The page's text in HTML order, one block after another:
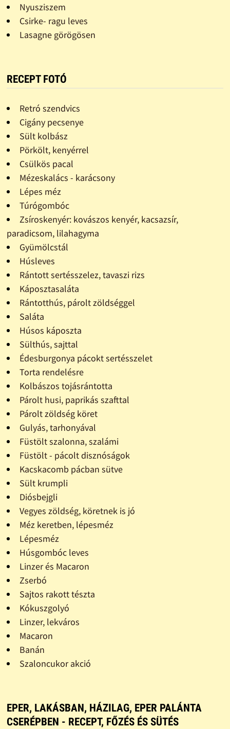
Nyusziszem
Csirke- ragu leves
Lasagne görögösen
RECEPT FOTÓ
Retró szendvics
Cigány pecsenye
Sült kolbász
Pörkölt, kenyérrel
Csülkös pacal
Mézeskalács - karácsony
Lépes méz
Túrógombóc
Zsíroskenyér: kovászos kenyér, kacsazsír,
paradicsom, lilahagyma
Gyümölcstál
Húsleves
Rántott sertésszelez, tavaszi rizs
Káposztasaláta
Rántotthús, párolt zöldséggel
Saláta
Húsos káposzta
Sülthús, sajttal
Édesburgonya pácokt sertésszelet
Torta rendelésre
Kolbászos tojásrántotta
Párolt husi, paprikás szafttal
Párolt zöldség köret
Gulyás, tarhonyával
Füstölt szalonna, szalámi
Füstölt - pácolt disznóságok
Kacskacomb pácban sütve
Sült krumpli
Diósbejgli
Vegyes zöldség, köretnek is jó
Méz keretben, lépesméz
Lépesméz
Húsgombóc leves
Linzer és Macaron
Zserbó
Sajtos rakott tészta
Kókuszgolyó
Linzer, lekváros
Macaron
Banán
Szaloncukor akció
EPER, LAKÁSBAN, HÁZILAG, EPER PALÁNTA
CSERÉPBEN - RECEPT, FŐZÉS ÉS SÜTÉS